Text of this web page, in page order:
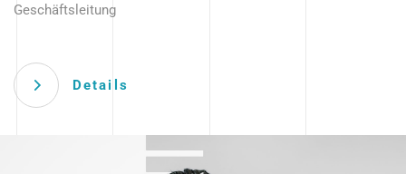
Geschäftsleitung
Details